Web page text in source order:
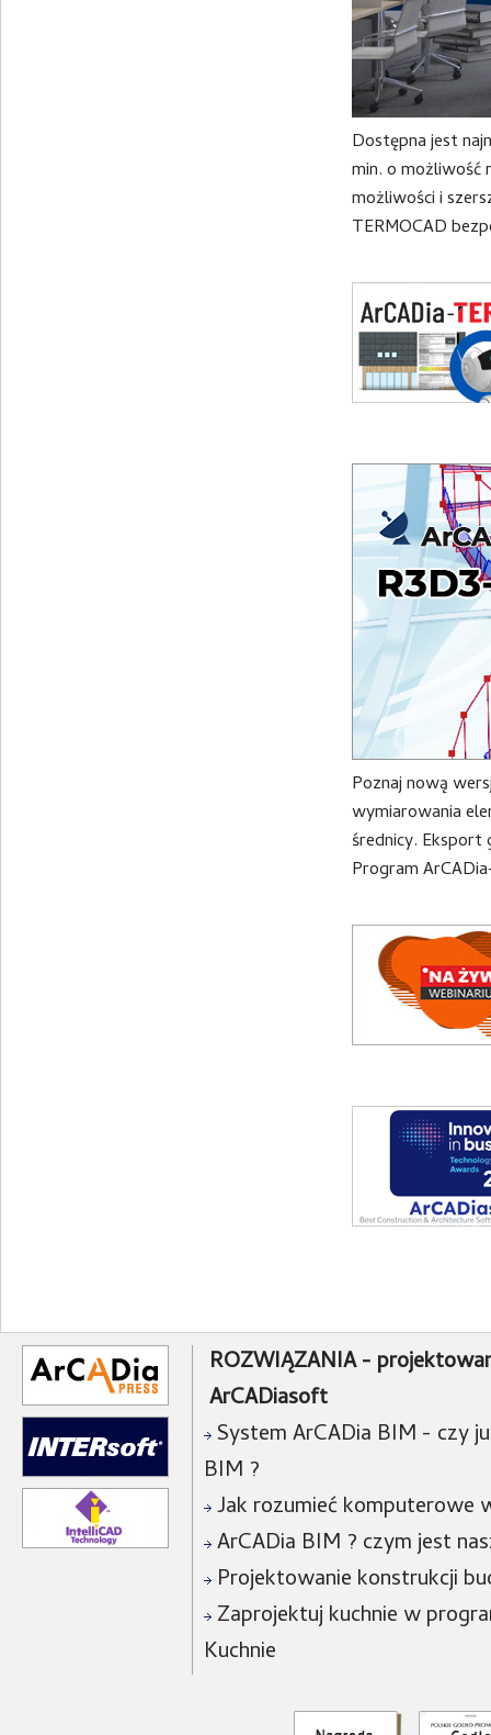
Dostępna jest
min. o możliwość
możliwości i
TERMOCAD
Poznaj nową
wymiarowania
średnicy. Eksport
Program
ROZWIĄZANIA -
ArCADiasoft
System ArCADia BIM - czy
BIM ?
Jak rozumieć komputerowe
ArCADia BIM ? czym jest
Projektowanie konstrukcji
Zaprojektuj kuchnie w
Kuchnie